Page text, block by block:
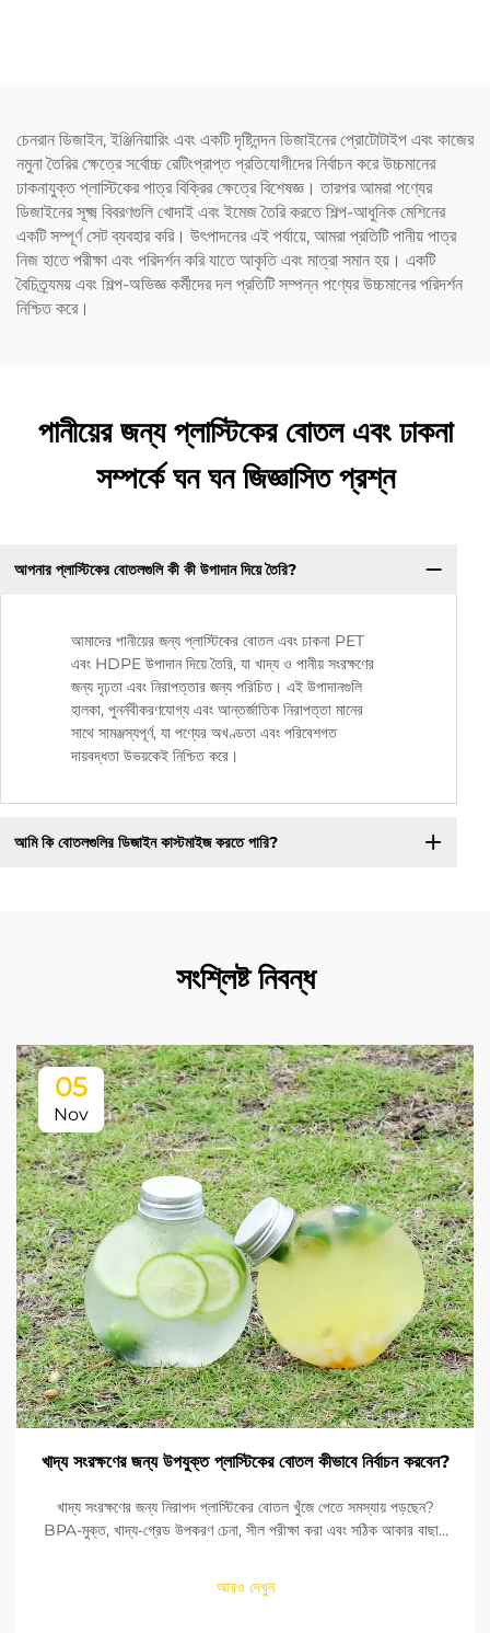
চেনরান ডিজাইন, ইঞ্জিনিয়ারিং এবং একটি দৃষ্টিনন্দন ডিজাইনের প্রোটোটাইপ এবং কাজের
নমুনা তৈরির ক্ষেত্রে সর্বোচ্চ রেটিংপ্রাপ্ত প্রতিযোগীদের নির্বাচন করে উচ্চমানের
ঢাকনাযুক্ত প্লাস্টিকের পাত্র বিক্রির ক্ষেত্রে বিশেষজ্ঞ। তারপর আমরা পণ্যের
ডিজাইনের সূক্ষ্ম বিবরণগুলি খোদাই এবং ইমেজ তৈরি করতে শিল্প-আধুনিক মেশিনের
একটি সম্পূর্ণ সেট ব্যবহার করি। উৎপাদনের এই পর্যায়ে, আমরা প্রতিটি পানীয় পাত্র
নিজ হাতে পরীক্ষা এবং পরিদর্শন করি যাতে আকৃতি এবং মাত্রা সমান হয়। একটি
বৈচিত্র্যময় এবং শিল্প-অভিজ্ঞ কর্মীদের দল প্রতিটি সম্পন্ন পণ্যের উচ্চমানের পরিদর্শন
নিশ্চিত করে।
পানীয়ের জন্য প্লাস্টিকের বোতল এবং ঢাকনা
সম্পর্কে ঘন ঘন জিজ্ঞাসিত প্রশ্ন
আপনার প্লাস্টিকের বোতলগুলি কী কী উপাদান দিয়ে তৈরি?
আমাদের পানীয়ের জন্য প্লাস্টিকের বোতল এবং ঢাকনা PET
এবং HDPE উপাদান দিয়ে তৈরি, যা খাদ্য ও পানীয় সংরক্ষণের
জন্য দৃঢ়তা এবং নিরাপত্তার জন্য পরিচিত। এই উপাদানগুলি
হালকা, পুনর্নবীকরণযোগ্য এবং আন্তর্জাতিক নিরাপত্তা মানের
সাথে সামঞ্জস্যপূর্ণ, যা পণ্যের অখণ্ডতা এবং পরিবেশগত
দায়বদ্ধতা উভয়কেই নিশ্চিত করে।
আমি কি বোতলগুলির ডিজাইন কাস্টমাইজ করতে পারি?
সংশ্লিষ্ট নিবন্ধ
05
Nov
খাদ্য সংরক্ষণের জন্য উপযুক্ত প্লাস্টিকের বোতল কীভাবে নির্বাচন করবেন?
খাদ্য সংরক্ষণের জন্য নিরাপদ প্লাস্টিকের বোতল খুঁজে পেতে সমস্যায় পড়ছেন?
BPA-মুক্ত, খাদ্য-গ্রেড উপকরণ চেনা, সীল পরীক্ষা করা এবং সঠিক আকার বাছাই
আরও দেখুন